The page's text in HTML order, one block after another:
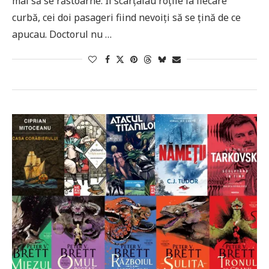
curbă, cei doi pasageri fiind nevoiți să se țină de ce
apucau. Doctorul nu …